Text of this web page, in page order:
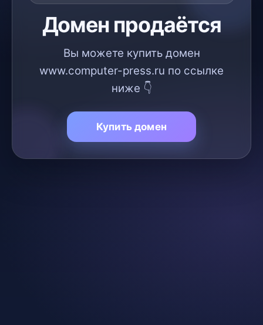
Домен продаётся
Вы можете купить домен
www.computer-press.ru по ссылке
ниже 👇
Купить домен